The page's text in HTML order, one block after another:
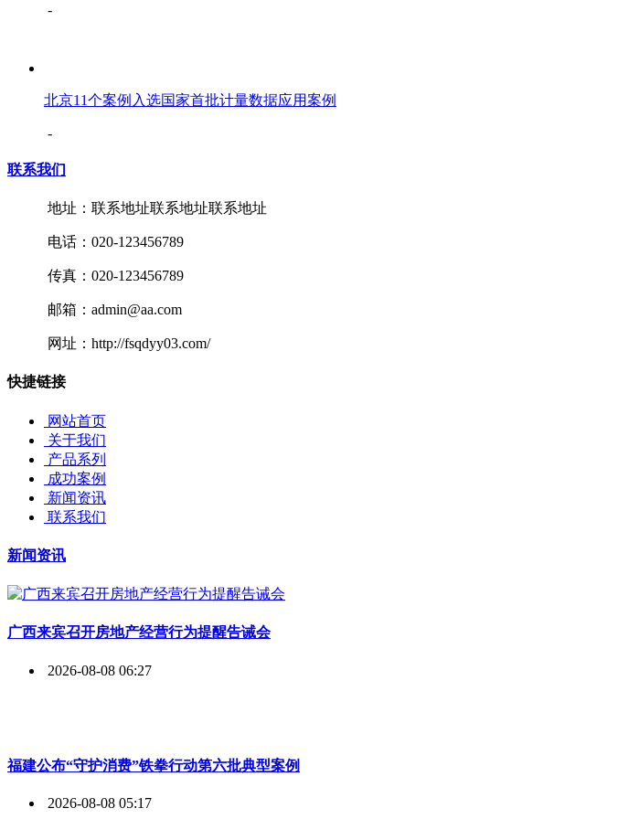
-
北京11个案例入选国家首批计量数据应用案例
-
联系我们
地址：联系地址联系地址联系地址
电话：020-123456789
传真：020-123456789
邮箱：admin@aa.com
网址：http://fsqdyy03.com/
快捷链接
网站首页
关于我们
产品系列
成功案例
新闻资讯
联系我们
新闻资讯
广西来宾召开房地产经营行为提醒告诫会
2026-08-08 06:27
福建公布“守护消费”铁拳行动第六批典型案例
2026-08-08 05:17